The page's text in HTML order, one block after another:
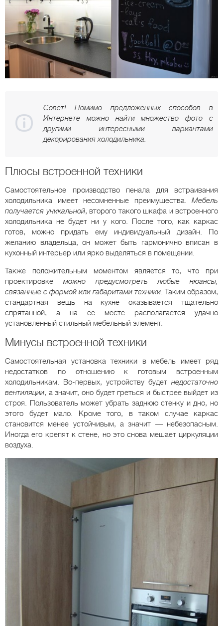
Совет! Помимо предложенных способов в
Интернете можно найти множество фото с
другими интересными вариантами
декорирования холодильника.
Плюсы встроенной техники
Самостоятельное производство пенала для встраивания
холодильника имеет несомненные преимущества. Мебель
получается уникальной, второго такого шкафа и встроенного
холодильника не будет ни у кого. После того, как каркас
готов, можно придать ему индивидуальный дизайн. По
желанию владельца, он может быть гармонично вписан в
кухонный интерьер или ярко выделяться в помещении.
Также положительным моментом является то, что при
проектировке можно предусмотреть любые нюансы,
связанные с формой или габаритами техники. Таким образом,
стандартная вещь на кухне оказывается тщательно
спрятанной, а на ее месте располагается удачно
установленный стильный мебельный элемент.
Минусы встроенной техники
Самостоятельная установка техники в мебель имеет ряд
недостатков по отношению к готовым встроенным
холодильникам. Во-первых, устройству будет недостаточно
вентиляции, а значит, оно будет греться и быстрее выйдет из
строя. Пользователь может убрать заднюю стенку и дно, но
этого будет мало. Кроме того, в таком случае каркас
становится менее устойчивым, а значит — небезопасным.
Иногда его крепят к стене, но это снова мешает циркуляции
воздуха.